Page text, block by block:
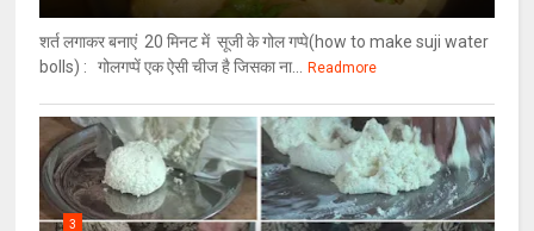
शर्त लगाकर बनाएं 20 मिनट में सूजी के गोल गप्पे(how to make suji water
bolls) : गोलगप्पें एक ऐसी चीज है जिसका ना...
Readmore
3